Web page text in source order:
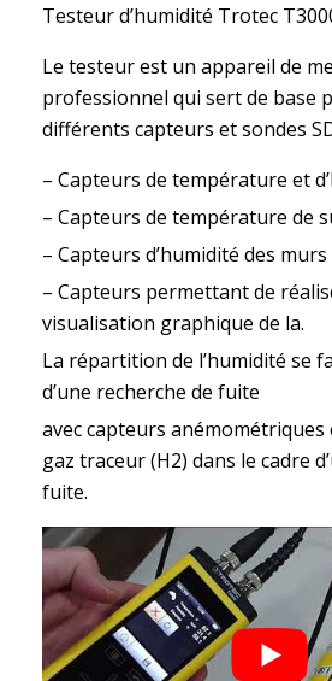
Testeur d’humidité Trotec
Le testeur est un appareil de
professionnel qui sert de base
différents capteurs et sondes
– Capteurs de température et
– Capteurs de température de
– Capteurs d’humidité des
– Capteurs permettant de
visualisation graphique de la.
La répartition de l’humidité se
d’une recherche de fuite
avec capteurs
gaz traceur (H2) dans le cadre
fuite.